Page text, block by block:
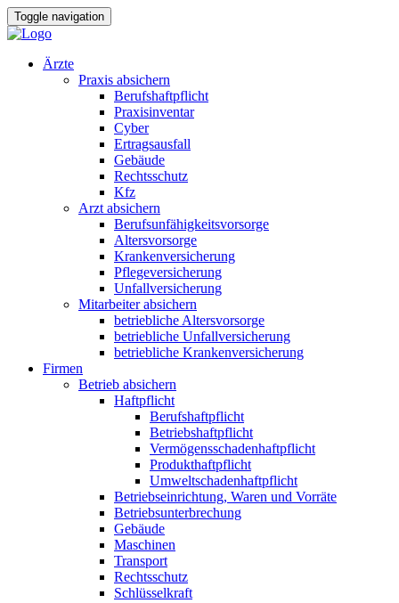
Toggle navigation
Ärzte
Praxis absichern
Berufshaftpflicht
Praxisinventar
Cyber
Ertragsausfall
Gebäude
Rechtsschutz
Kfz
Arzt absichern
Berufsunfähigkeitsvorsorge
Altersvorsorge
Krankenversicherung
Pflegeversicherung
Unfallversicherung
Mitarbeiter absichern
betriebliche Altersvorsorge
betriebliche Unfallversicherung
betriebliche Krankenversicherung
Firmen
Betrieb absichern
Haftpflicht
Berufshaftpflicht
Betriebshaftpflicht
Vermögensschadenhaftpflicht
Produkthaftpflicht
Umweltschadenhaftpflicht
Betriebseinrichtung, Waren und Vorräte
Betriebsunterbrechung
Gebäude
Maschinen
Transport
Rechtsschutz
Schlüsselkraft